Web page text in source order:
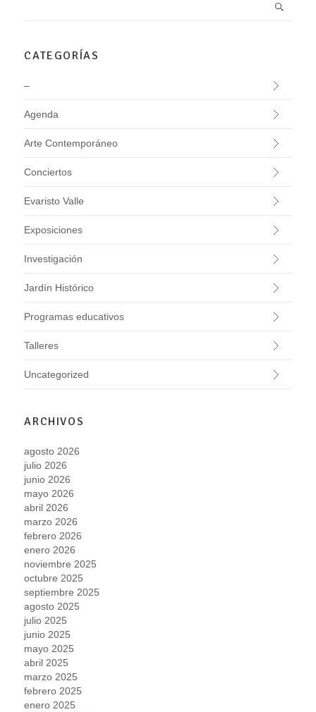
CATEGORÍAS
–
Agenda
Arte Contemporáneo
Conciertos
Evaristo Valle
Exposiciones
Investigación
Jardín Histórico
Programas educativos
Talleres
Uncategorized
ARCHIVOS
agosto 2026
julio 2026
junio 2026
mayo 2026
abril 2026
marzo 2026
febrero 2026
enero 2026
noviembre 2025
octubre 2025
septiembre 2025
agosto 2025
julio 2025
junio 2025
mayo 2025
abril 2025
marzo 2025
febrero 2025
enero 2025